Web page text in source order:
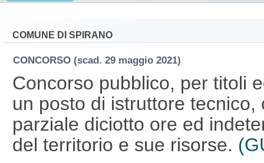
COMUNE DI SPIRANO
CONCORSO (scad. 29 maggio 2021)
Concorso pubblico, per titoli
un posto di istruttore
parziale diciotto ore ed
del territorio e sue risorse.